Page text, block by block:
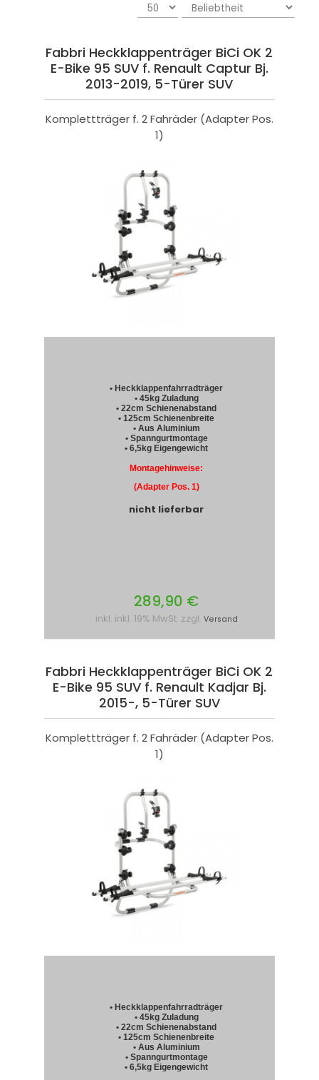
Fabbri Heckklappenträger BiCi OK 2
E-Bike 95 SUV f. Renault Captur Bj.
2013-2019, 5-Türer SUV
Komplettträger f. 2 Fahräder (Adapter Pos.
1)
• Heckklappenfahrradträger
• 45kg Zuladung
• 22cm Schienenabstand
• 125cm Schienenbreite
• Aus Aluminium
• Spanngurtmontage
• 6,5kg Eigengewicht
Montagehinweise:
(Adapter Pos. 1)
nicht lieferbar
289,90 €
inkl. inkl. 19% MwSt. zzgl. Versand
Fabbri Heckklappenträger BiCi OK 2
E-Bike 95 SUV f. Renault Kadjar Bj.
2015-, 5-Türer SUV
Komplettträger f. 2 Fahräder (Adapter Pos.
1)
• Heckklappenfahrradträger
• 45kg Zuladung
• 22cm Schienenabstand
• 125cm Schienenbreite
• Aus Aluminium
• Spanngurtmontage
• 6,5kg Eigengewicht